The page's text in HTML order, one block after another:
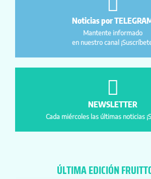
Noticias por
Mantente informado
en nuestro canal
NEWSLETTER
Cada miércoles las últimas noticias
ÚLTIMA EDICIÓN